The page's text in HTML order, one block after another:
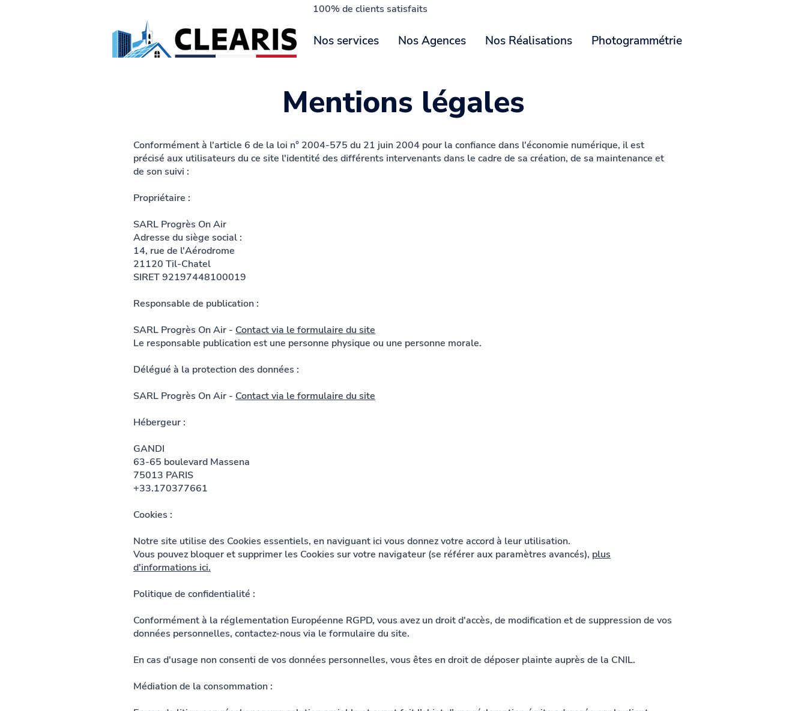
100% de clients satisfaits
Nos services Nos Agences Nos Réalisations Photogrammétrie
Mentions légales
Conformément à l'article 6 de la loi n° 2004-575 du 21 juin 2004 pour la confiance dans l'économie numérique, il est
précisé aux utilisateurs du ce site l'identité des différents intervenants dans le cadre de sa création, de sa maintenance et
de son suivi :
Propriétaire :
SARL Progrès On Air
Adresse du siège social :
14, rue de l'Aérodrome
21120 Til-Chatel
SIRET 92197448100019
Responsable de publication :
SARL Progrès On Air - Contact via le formulaire du site
Le responsable publication est une personne physique ou une personne morale.
Délégué à la protection des données :
SARL Progrès On Air - Contact via le formulaire du site
Hébergeur :
GANDI
63-65 boulevard Massena
75013 PARIS
+33.170377661
Cookies :
Notre site utilise des Cookies essentiels, en naviguant ici vous donnez votre accord à leur utilisation.
Vous pouvez bloquer et supprimer les Cookies sur votre navigateur (se référer aux paramètres avancés), plus
d'informations ici.
Politique de confidentialité :
Conformément à la réglementation Européenne RGPD, vous avez un droit d'accès, de modification et de suppression de vos
données personnelles, contactez-nous via le formulaire du site.
En cas d'usage non consenti de vos données personnelles, vous êtes en droit de déposer plainte auprès de la CNIL. ​
Médiation de la consommation :